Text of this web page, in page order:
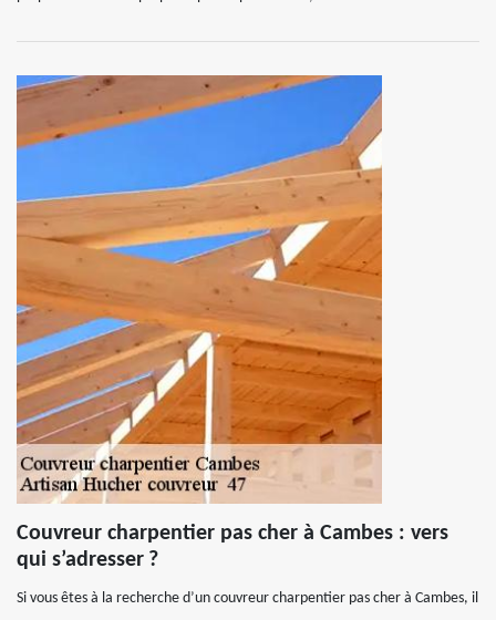
Couvreur charpentier pas cher à Cambes : vers
qui s’adresser ?
Si vous êtes à la recherche d’un couvreur charpentier pas cher à Cambes, il